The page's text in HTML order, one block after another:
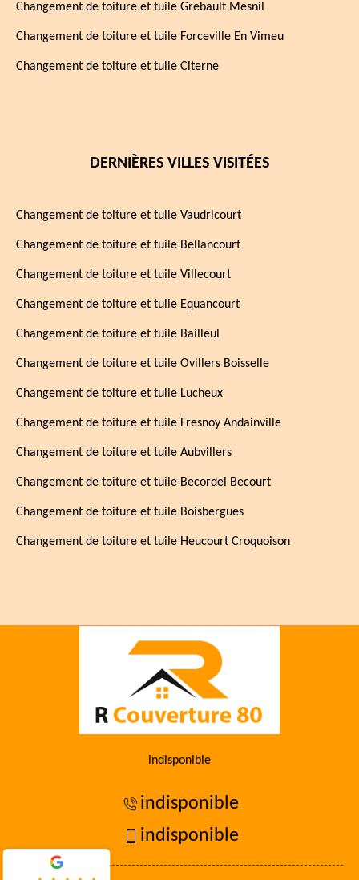
Changement de toiture et tuile Grebault Mesnil
Changement de toiture et tuile Forceville En Vimeu
Changement de toiture et tuile Citerne
DERNIÈRES VILLES VISITÉES
Changement de toiture et tuile Vaudricourt
Changement de toiture et tuile Bellancourt
Changement de toiture et tuile Villecourt
Changement de toiture et tuile Equancourt
Changement de toiture et tuile Bailleul
Changement de toiture et tuile Ovillers Boisselle
Changement de toiture et tuile Lucheux
Changement de toiture et tuile Fresnoy Andainville
Changement de toiture et tuile Aubvillers
Changement de toiture et tuile Becordel Becourt
Changement de toiture et tuile Boisbergues
Changement de toiture et tuile Heucourt Croquoison
indisponible
indisponible
indisponible